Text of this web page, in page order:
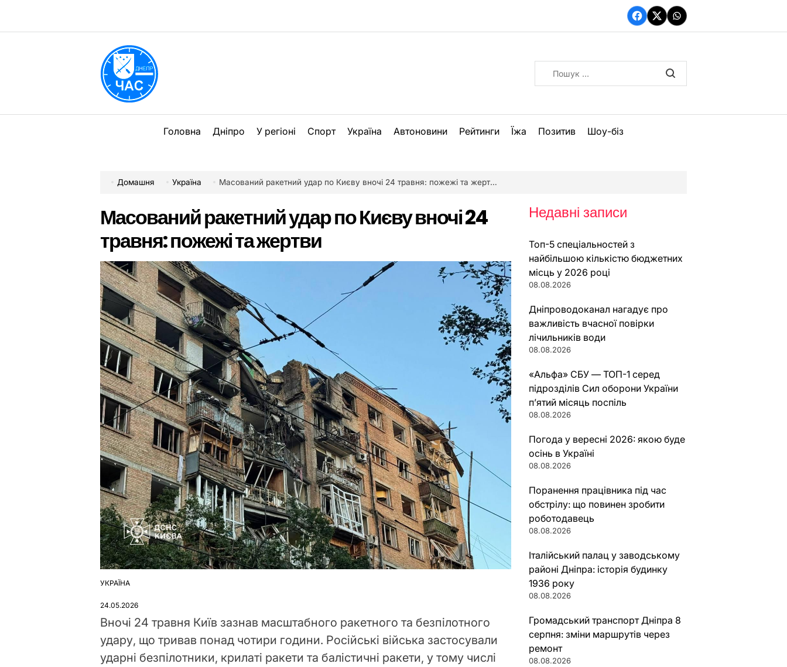
вмісту
Facebook
TwitterWhatsApp
Головна Дніпро У регіоні Спорт Україна Автоновини Рейтинги Їжа Позитив Шоу-біз
Домашня Україна Масований ракетний удар по Києву вночі 24 травня: пожежі та жертви
Масований ракетний удар по Києву вночі 24
травня: пожежі та жертви
ОПУБЛІКУВАТИ
УКРАЇНА
24.05.2026
Вночі 24 травня Київ зазнав масштабного ракетного та безпілотного
удару, що тривав понад чотири години. Російські війська застосували
ударні безпілотники, крилаті ракети та балістичні ракети, у тому числі
Недавні записи
Топ-5 спеціальностей з
найбільшою кількістю бюджетних
місць у 2026 році
08.08.2026
Дніпроводоканал нагадує про
важливість вчасної повірки
лічильників води
08.08.2026
«Альфа» СБУ — ТОП-1 серед
підрозділів Сил оборони України
п’ятий місяць поспіль
08.08.2026
Погода у вересні 2026: якою буде
осінь в Україні
08.08.2026
Поранення працівника під час
обстрілу: що повинен зробити
роботодавець
08.08.2026
Італійський палац у заводському
районі Дніпра: історія будинку
1936 року
08.08.2026
Громадський транспорт Дніпра 8
серпня: зміни маршрутів через
ремонт
08.08.2026